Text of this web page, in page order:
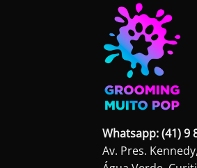
Whatsapp: (41) 9
Av. Pres.